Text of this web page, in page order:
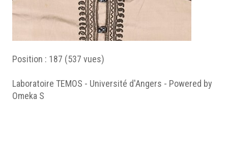
Position : 187 (537 vues)
Laboratoire TEMOS - Université d'Angers - Powered by
Omeka S